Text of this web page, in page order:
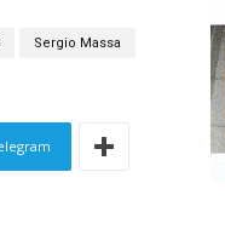
Sergio Massa